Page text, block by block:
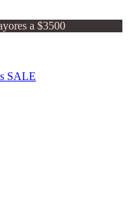
a $3500
SALE